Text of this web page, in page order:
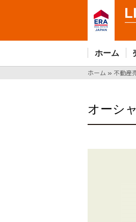
ホーム
ホーム » 不動産
オーシ